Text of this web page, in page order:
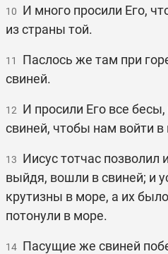
10 И много просили Его,
из страны той.
11
Паслось же там при
свиней.
12 И просили Его все
свиней, чтобы нам войти в
13 Иисус тотчас позволил
выйдя, вошли в свиней; и
крутизны в море, а их
потонули в море.
14 Пасущие же свиней